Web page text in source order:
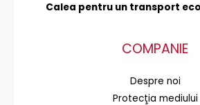
Calea pentru un transport
COMPANIE
Despre noi
Protecţia mediului